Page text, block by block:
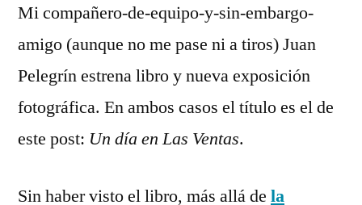
Álvarez
Un
día
Las
Ventas
Mi compañero-de-equipo-y-sin-embargo-
amigo (aunque no me pase ni a tiros) Juan
Pelegrín estrena libro y nueva exposición
fotográfica. En ambos casos el título es el de
este post: Un día en Las Ventas.
Sin haber visto el libro, más allá de la